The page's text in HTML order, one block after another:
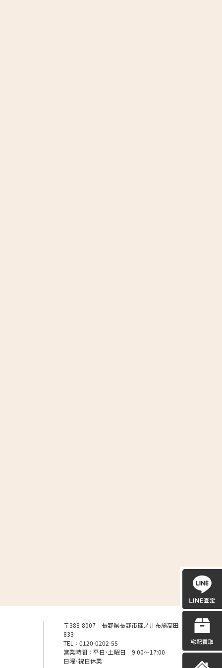
〒388-8007 長野県長野市篠ノ井布施高田
833
TEL：0120-0202-55
営業時間：平日･土曜日 9:00〜17:00
日曜･祝日休業